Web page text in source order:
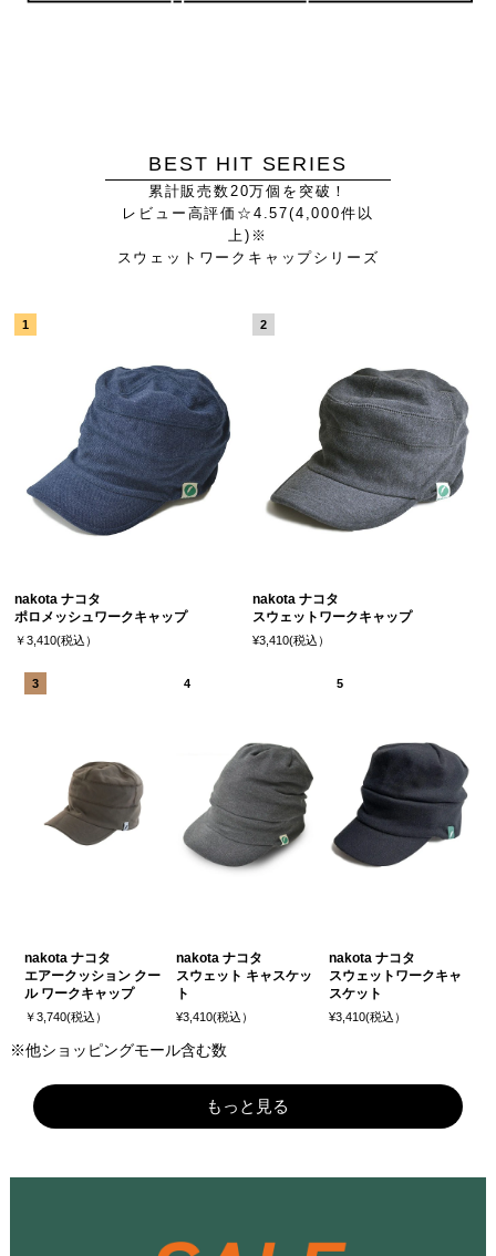
BEST HIT SERIES
累計販売数20万個を突破！
レビュー高評価☆4.57(4,000件以
上)※
スウェットワークキャップシリーズ
nakota ナコタ
ポロメッシュワークキャップ
￥3,410(税込）
nakota ナコタ
スウェットワークキャップ
¥3,410(税込）
nakota ナコタ
エアークッション クー
ル ワークキャップ
￥3,740(税込）
nakota ナコタ
スウェット キャスケッ
ト
¥3,410(税込）
nakota ナコタ
スウェットワークキャ
スケット
¥3,410(税込）
※他ショッピングモール含む数
もっと見る